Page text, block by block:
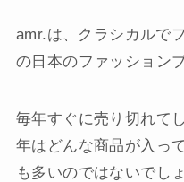
amr.は、クラシカルで
の日本のファッション
毎年すぐに売り切れて
年はどんな商品が入っ
も多いのではないでし